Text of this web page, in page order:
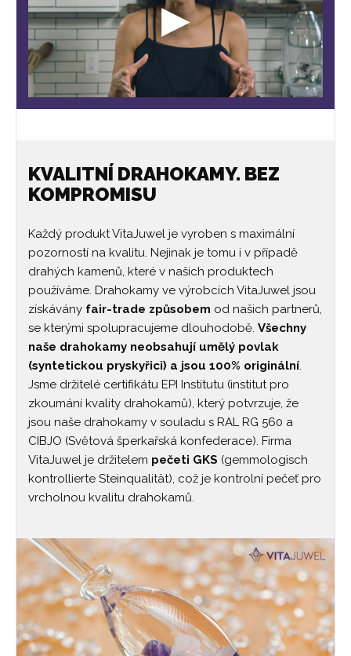
KVALITNÍ DRAHOKAMY. BEZ
KOMPROMISU
Každý produkt VitaJuwel je vyroben s maximální
pozorností na kvalitu. Nejinak je tomu i v případě
drahých kamenů, které v našich produktech
používáme. Drahokamy ve výrobcích VitaJuwel jsou
získávány fair-trade způsobem od našich partnerů,
se kterými spolupracujeme dlouhodobě. Všechny
naše drahokamy neobsahují umělý povlak
(syntetickou pryskyřici) a jsou 100% originální.
Jsme držitelé certifikátu EPI Institutu (institut pro
zkoumání kvality drahokamů), který potvrzuje, že
jsou naše drahokamy v souladu s RAL RG 560 a
CIBJO (Světová šperkařská konfederace). Firma
VitaJuwel je držitelem pečeti GKS (gemmologisch
kontrollierte Steinqualität), což je kontrolní pečeť pro
vrcholnou kvalitu drahokamů.